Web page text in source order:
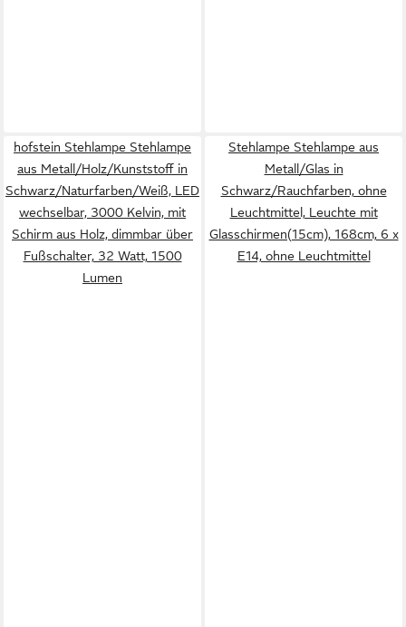
hofstein Stehlampe Stehlampe
aus Metall/Holz/Kunststoff in
Schwarz/Naturfarben/Weiß, LED
wechselbar, 3000 Kelvin, mit
Schirm aus Holz, dimmbar über
Fußschalter, 32 Watt, 1500
Lumen
Stehlampe Stehlampe aus
Metall/Glas in
Schwarz/Rauchfarben, ohne
Leuchtmittel, Leuchte mit
Glasschirmen(15cm), 168cm, 6 x
E14, ohne Leuchtmittel